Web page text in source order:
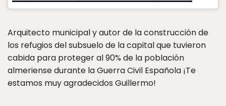
Arquitecto municipal y autor de la construcción de
los refugios del subsuelo de la capital que tuvieron
cabida para proteger al 90% de la población
almeriense durante la Guerra Civil Española ¡Te
estamos muy agradecidos Guillermo!